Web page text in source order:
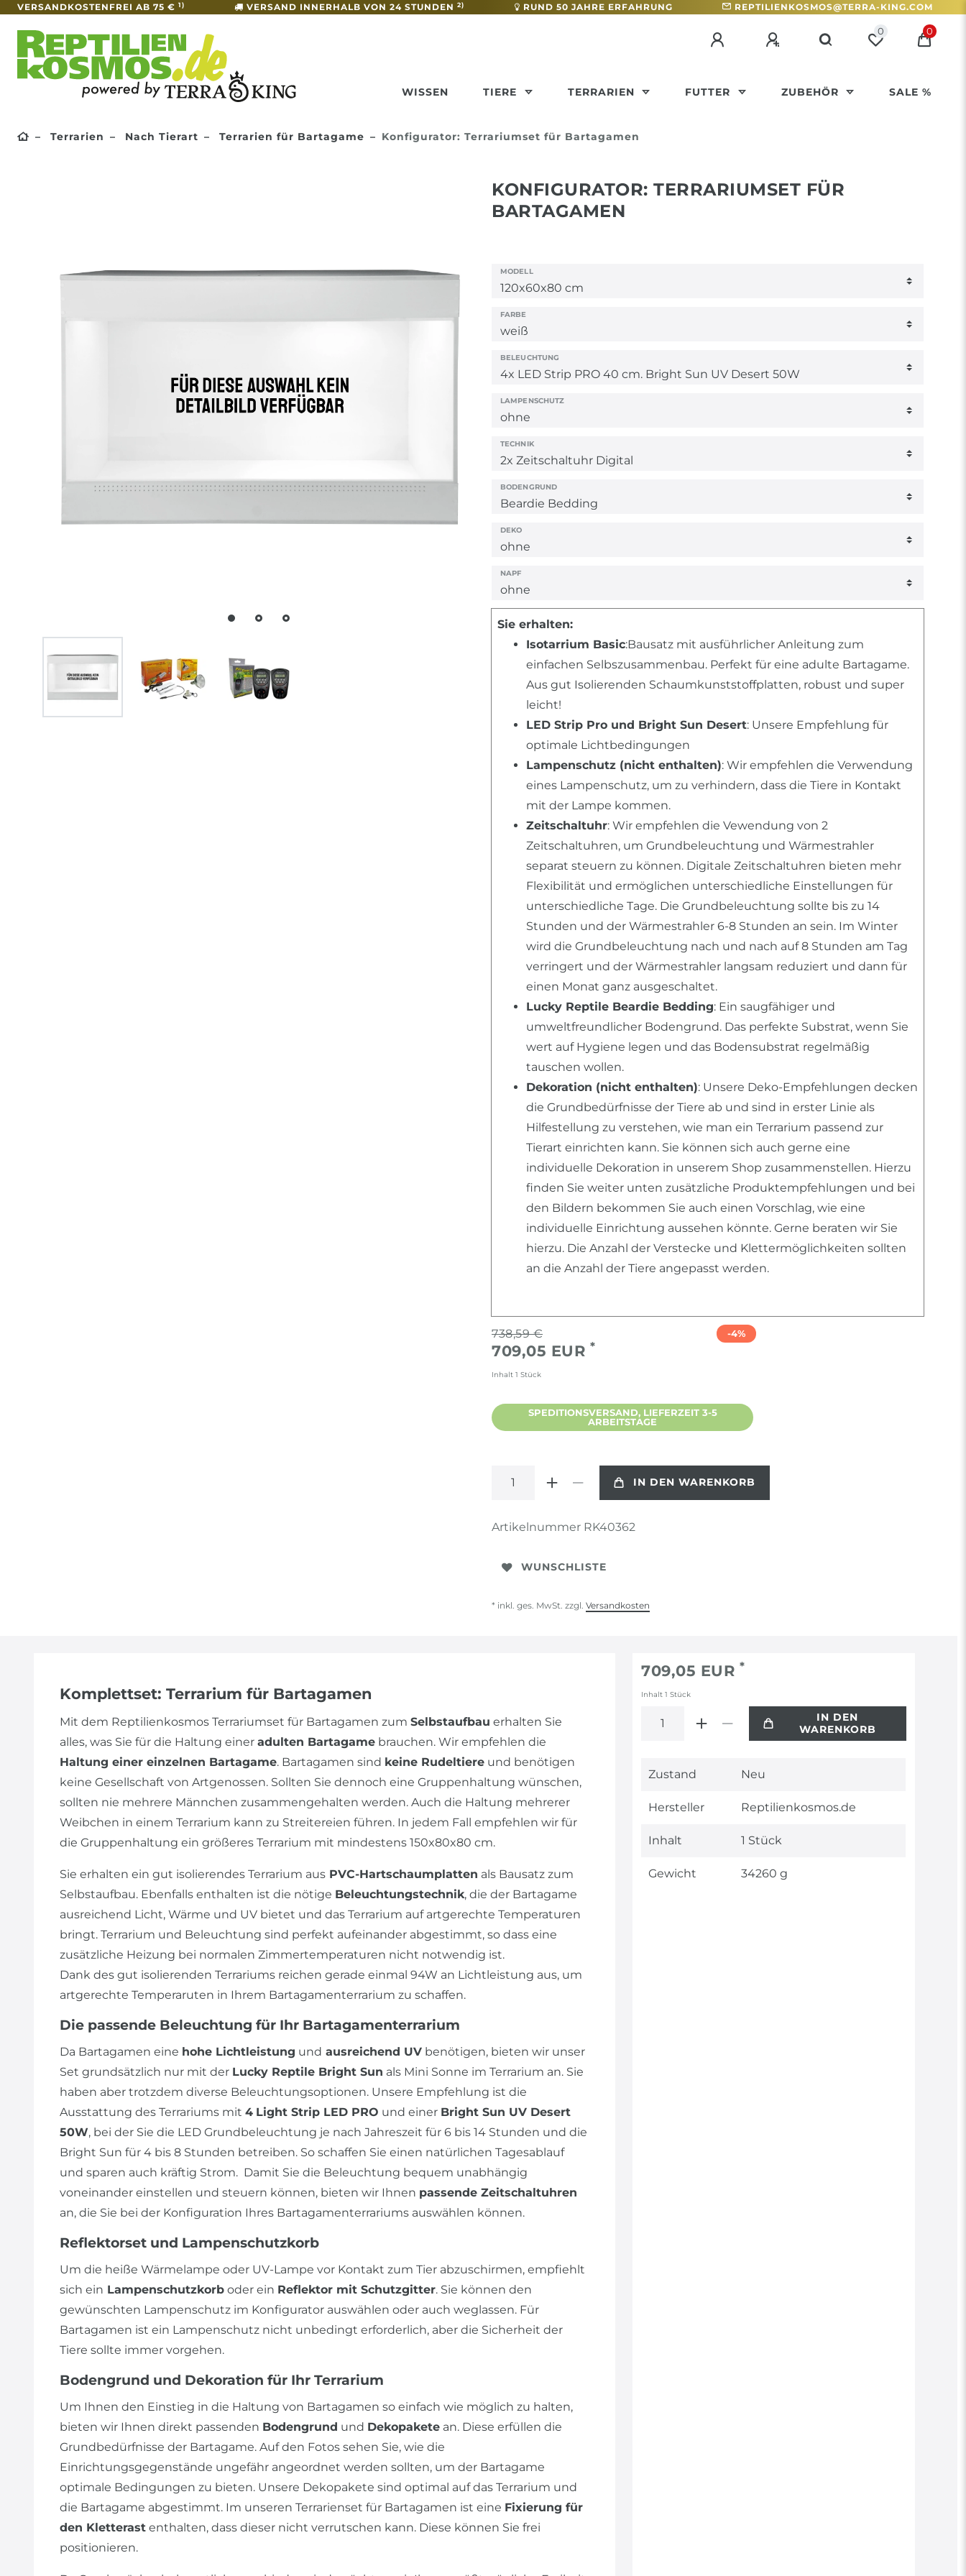
VERSANDKOSTENFREI AB 75 € 1) VERSAND INNERHALB VON 24 STUNDEN 2) RUND 50 JAHRE ERFAHRUNG REPTILIENKOSMOS@TERRA-KING.COM
0 0
WISSEN TIERE TERRARIEN FUTTER ZUBEHÖR SALE %
Terrarien Nach Tierart Terrarien für Bartagame Konfigurator: Terrariumset für Bartagamen
KONFIGURATOR: TERRARIUMSET FÜR
BARTAGAMEN
MODELL
FARBE
BELEUCHTUNG
LAMPENSCHUTZ
TECHNIK
BODENGRUND
DEKO
NAPF
Sie erhalten:
Isotarrium Basic:Bausatz mit ausführlicher Anleitung zum
einfachen Selbszusammenbau. Perfekt für eine adulte Bartagame.
Aus gut Isolierenden Schaumkunststoffplatten, robust und super
leicht!
LED Strip Pro und Bright Sun Desert: Unsere Empfehlung für
optimale Lichtbedingungen
Lampenschutz (nicht enthalten): Wir empfehlen die Verwendung
eines Lampenschutz, um zu verhindern, dass die Tiere in Kontakt
mit der Lampe kommen.
Zeitschaltuhr: Wir empfehlen die Vewendung von 2
Zeitschaltuhren, um Grundbeleuchtung und Wärmestrahler
separat steuern zu können. Digitale Zeitschaltuhren bieten mehr
Flexibilität und ermöglichen unterschiedliche Einstellungen für
unterschiedliche Tage. Die Grundbeleuchtung sollte bis zu 14
Stunden und der Wärmestrahler 6-8 Stunden an sein. Im Winter
wird die Grundbeleuchtung nach und nach auf 8 Stunden am Tag
verringert und der Wärmestrahler langsam reduziert und dann für
einen Monat ganz ausgeschaltet.
Lucky Reptile Beardie Bedding: Ein saugfähiger und
umweltfreundlicher Bodengrund. Das perfekte Substrat, wenn Sie
wert auf Hygiene legen und das Bodensubstrat regelmäßig
tauschen wollen.
Dekoration (nicht enthalten): Unsere Deko-Empfehlungen decken
die Grundbedürfnisse der Tiere ab und sind in erster Linie als
Hilfestellung zu verstehen, wie man ein Terrarium passend zur
Tierart einrichten kann. Sie können sich auch gerne eine
individuelle Dekoration in unserem Shop zusammenstellen. Hierzu
finden Sie weiter unten zusätzliche Produktempfehlungen und bei
den Bildern bekommen Sie auch einen Vorschlag, wie eine
individuelle Einrichtung aussehen könnte. Gerne beraten wir Sie
hierzu. Die Anzahl der Verstecke und Klettermöglichkeiten sollten
an die Anzahl der Tiere angepasst werden.
738,59 €
709,05 EUR *
Inhalt 1 Stück
-4%
SPEDITIONSVERSAND, LIEFERZEIT 3-5
ARBEITSTAGE
IN DEN WARENKORB
Artikelnummer RK40362
WUNSCHLISTE
* inkl. ges. MwSt. zzgl. Versandkosten
Komplettset: Terrarium für Bartagamen
Mit dem Reptilienkosmos Terrariumset für Bartagamen zum Selbstaufbau erhalten Sie
alles, was Sie für die Haltung einer adulten Bartagame brauchen. Wir empfehlen die
Haltung einer einzelnen Bartagame. Bartagamen sind keine Rudeltiere und benötigen
keine Gesellschaft von Artgenossen. Sollten Sie dennoch eine Gruppenhaltung wünschen,
sollten nie mehrere Männchen zusammengehalten werden. Auch die Haltung mehrerer
Weibchen in einem Terrarium kann zu Streitereien führen. In jedem Fall empfehlen wir für
die Gruppenhaltung ein größeres Terrarium mit mindestens 150x80x80 cm.
Sie erhalten ein gut isolierendes Terrarium aus PVC-Hartschaumplatten als Bausatz zum
Selbstaufbau. Ebenfalls enthalten ist die nötige Beleuchtungstechnik, die der Bartagame
ausreichend Licht, Wärme und UV bietet und das Terrarium auf artgerechte Temperaturen
bringt. Terrarium und Beleuchtung sind perfekt aufeinander abgestimmt, so dass eine
zusätzliche Heizung bei normalen Zimmertemperaturen nicht notwendig ist.
Dank des gut isolierenden Terrariums reichen gerade einmal 94W an Lichtleistung aus, um
artgerechte Temperaruten in Ihrem Bartagamenterrarium zu schaffen.
Die passende Beleuchtung für Ihr Bartagamenterrarium
Da Bartagamen eine hohe Lichtleistung und ausreichend UV benötigen, bieten wir unser
Set grundsätzlich nur mit der Lucky Reptile Bright Sun als Mini Sonne im Terrarium an. Sie
haben aber trotzdem diverse Beleuchtungsoptionen. Unsere Empfehlung ist die
Ausstattung des Terrariums mit 4 Light Strip LED PRO und einer Bright Sun UV Desert
50W, bei der Sie die LED Grundbeleuchtung je nach Jahreszeit für 6 bis 14 Stunden und die
Bright Sun für 4 bis 8 Stunden betreiben. So schaffen Sie einen natürlichen Tagesablauf
und sparen auch kräftig Strom. Damit Sie die Beleuchtung bequem unabhängig
voneinander einstellen und steuern können, bieten wir Ihnen passende Zeitschaltuhren
an, die Sie bei der Konfiguration Ihres Bartagamenterrariums auswählen können.
Reflektorset und Lampenschutzkorb
Um die heiße Wärmelampe oder UV-Lampe vor Kontakt zum Tier abzuschirmen, empfiehlt
sich ein Lampenschutzkorb oder ein Reflektor mit Schutzgitter. Sie können den
gewünschten Lampenschutz im Konfigurator auswählen oder auch weglassen. Für
Bartagamen ist ein Lampenschutz nicht unbedingt erforderlich, aber die Sicherheit der
Tiere sollte immer vorgehen.
Bodengrund und Dekoration für Ihr Terrarium
Um Ihnen den Einstieg in die Haltung von Bartagamen so einfach wie möglich zu halten,
bieten wir Ihnen direkt passenden Bodengrund und Dekopakete an. Diese erfüllen die
Grundbedürfnisse der Bartagame. Auf den Fotos sehen Sie, wie die
Einrichtungsgegenstände ungefähr angeordnet werden sollten, um der Bartagame
optimale Bedingungen zu bieten. Unsere Dekopakete sind optimal auf das Terrarium und
die Bartagame abgestimmt. Im unseren Terrarienset für Bartagamen ist eine Fixierung für
den Kletterast enthalten, dass dieser nicht verrutschen kann. Diese können Sie frei
positionieren.
709,05 EUR *
Inhalt1Stück
IN DEN
WARENKORB
Technisches
Wert
Zustand Neu
Hersteller Reptilienkosmos.de
Inhalt 1 Stück
Gewicht 34260 g